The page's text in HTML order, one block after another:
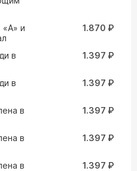
«А» и
1.870 ₽
в
1.397 ₽
в
1.397 ₽
в
1.397 ₽
в
1.397 ₽
в
1.397 ₽